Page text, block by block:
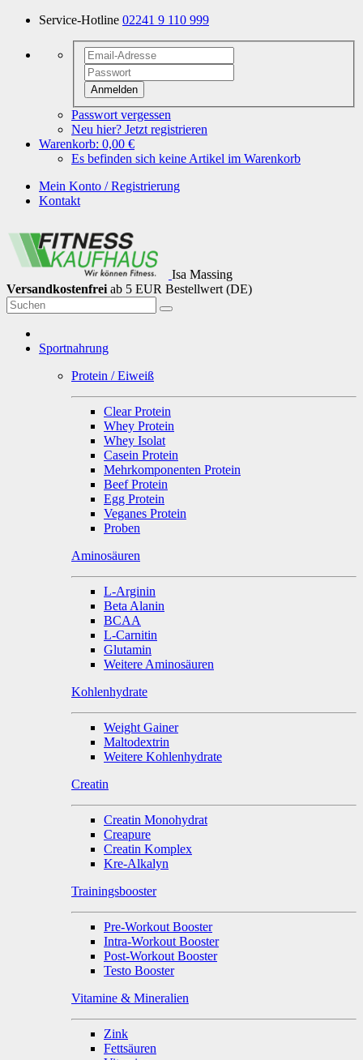
Service-Hotline 02241 9 110 999
Anmelden
Passwort vergessen
Neu hier? Jetzt registrieren
Warenkorb: 0,00 €
Es befinden sich keine Artikel im Warenkorb
Mein Konto / Registrierung
Kontakt
Isa Massing
Versandkostenfrei ab 5 EUR Bestellwert (DE)
Sportnahrung
Protein / Eiweiß
Clear Protein
Whey Protein
Whey Isolat
Casein Protein
Mehrkomponenten Protein
Beef Protein
Egg Protein
Veganes Protein
Proben
Aminosäuren
L-Arginin
Beta Alanin
BCAA
L-Carnitin
Glutamin
Weitere Aminosäuren
Kohlenhydrate
Weight Gainer
Maltodextrin
Weitere Kohlenhydrate
Creatin
Creatin Monohydrat
Creapure
Creatin Komplex
Kre-Alkalyn
Trainingsbooster
Pre-Workout Booster
Intra-Workout Booster
Post-Workout Booster
Testo Booster
Vitamine & Mineralien
Zink
Fettsäuren